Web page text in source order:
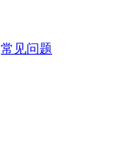
常见问题